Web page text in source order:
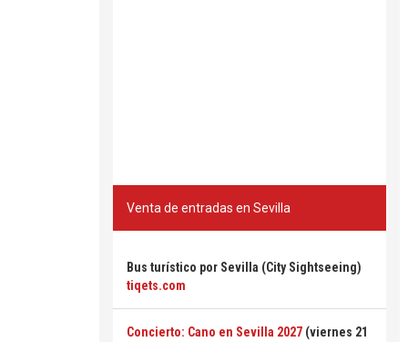
Venta de entradas en Sevilla
Bus turístico por Sevilla (City Sightseeing)
tiqets.com
Concierto: Cano en Sevilla 2027 (viernes 21